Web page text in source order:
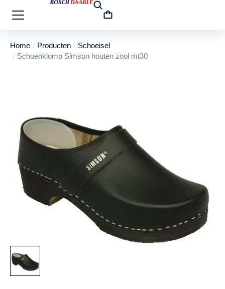
Je bent hier:
Home Producten
Schoeisel
Schoenklomp Simson houten zool mt30